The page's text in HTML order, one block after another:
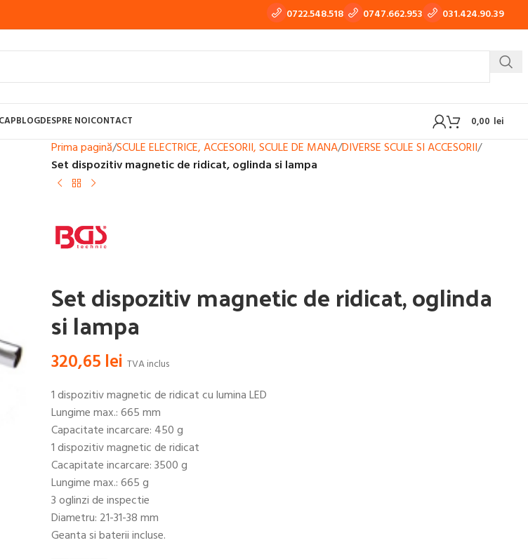
0722.548.518 0747.662.953 031.424.90.39
APARATE SUDURA CU BAGHETE SI ARGON, TIG-WIG
BLOGDESPRE NOICONTACT 0,00 lei
Prima pagină/SCULE ELECTRICE, ACCESORII, SCULE DE MANA/DIVERSE SCULE SI ACCESORII/
Set dispozitiv magnetic de ridicat, oglinda si lampa
Set dispozitiv magnetic de ridicat, oglinda
si lampa
320,65 lei TVA inclus
1 dispozitiv magnetic de ridicat cu lumina LED
Lungime max.: 665 mm
Capacitate incarcare: 450 g
1 dispozitiv magnetic de ridicat
Cacapitate incarcare: 3500 g
Lungime max.: 665 g
3 oglinzi de inspectie
Diametru: 21-31-38 mm
Geanta si baterii incluse.